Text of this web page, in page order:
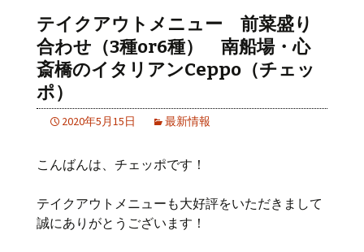
テイクアウトメニュー 前菜盛り
合わせ（3種or6種） 南船場・心
斎橋のイタリアンCeppo（チェッ
ポ）
2020年5月15日 最新情報
こんばんは、チェッポです！
テイクアウトメニューも大好評をいただきまして
誠にありがとうございます！